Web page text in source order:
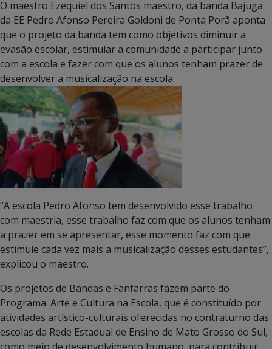
O maestro Ezequiel dos Santos maestro, da banda Bajuga
da EE Pedro Afonso Pereira Goldoni de Ponta Porã aponta
que o projeto da banda tem como objetivos diminuir a
evasão escolar, estimular a comunidade a participar junto
com a escola e fazer com que os alunos tenham prazer de
desenvolver a musicalização na escola.
“A escola Pedro Afonso tem desenvolvido esse trabalho
com maestria, esse trabalho faz com que os alunos tenham
a prazer em se apresentar, esse momento faz com que
estimule cada vez mais a musicalização desses estudantes”,
explicou o maestro.
Os projetos de Bandas e Fanfarras fazem parte do
Programa: Arte e Cultura na Escola, que é constituído por
atividades artístico-culturais oferecidas no contraturno das
escolas da Rede Estadual de Ensino de Mato Grosso do Sul,
como meio de desenvolvimento humano, para contribuir